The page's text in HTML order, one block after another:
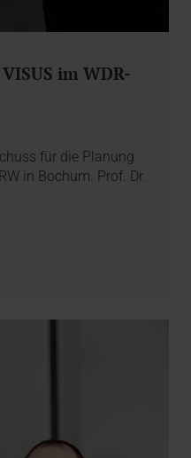
im WDR-
für die Planung
in Bochum. Prof. Dr.